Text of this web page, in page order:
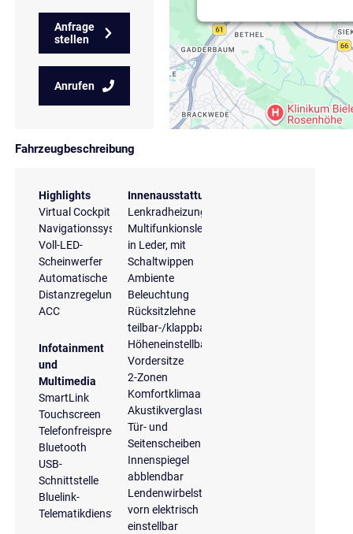
Anfrage
stellen
Anrufen
Fahrzeugbeschreibung
Highlights
Virtual Cockpit
Navigationssystem
Voll-LED-
Scheinwerfer
Automatische
Distanzregelung
ACC
Infotainment
und
Multimedia
SmartLink
Touchscreen
Telefonfreisprecheinrichtung
Bluetooth
USB-
Schnittstelle
Bluelink-
Telematikdienste
Innenausstattung
Lenkradheizung
Multifunkionslenkrad
in Leder, mit
Schaltwippen
Ambiente
Beleuchtung
Rücksitzlehne
teilbar-/klappbar
Höheneinstellbare
Vordersitze
2-Zonen
Komfortklimaautomatik
Akustikverglasung
Tür- und
Seitenscheiben
Innenspiegel
abblendbar
Lendenwirbelstütze
vorn elektrisch
einstellbar